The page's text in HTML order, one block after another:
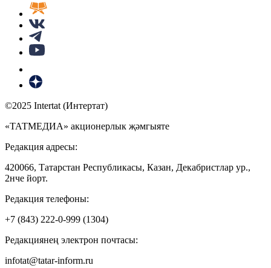
©2025 Intertat (Интертат)
«ТАТМЕДИА» акционерлык җәмгыяте
Редакция адресы:
420066, Татарстан Республикасы, Казан, Декабристлар ур.,
2нче йорт.
Редакция телефоны:
+7 (843) 222-0-999 (1304)
Редакциянең электрон почтасы:
infotat@tatar-inform.ru